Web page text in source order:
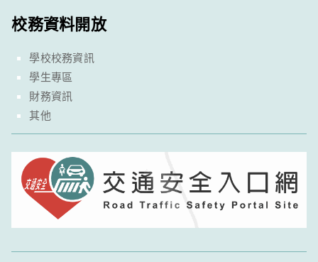
校務資料開放
學校校務資訊
學生專區
財務資訊
其他